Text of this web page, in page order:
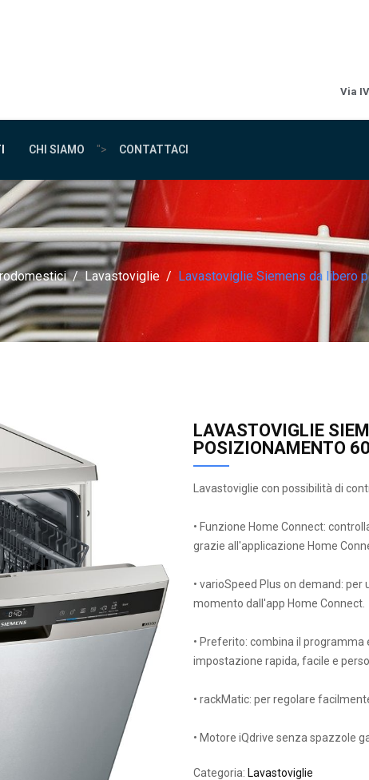
Via
CHI SIAMO "> CONTATTACI
Lavastoviglie Lavastoviglie Siemens da libero
LAVASTOVIGLIE
POSIZIONAMENTO
Lavastoviglie con possibilità di
• Funzione Home Connect:
grazie all'applicazione Home
• varioSpeed Plus on demand:
momento dall'app Home Connect.
• Preferito: combina il programma
impostazione rapida, facile e
• rackMatic: per regolare
• Motore iQdrive senza spazzole
Categoria: Lavastoviglie